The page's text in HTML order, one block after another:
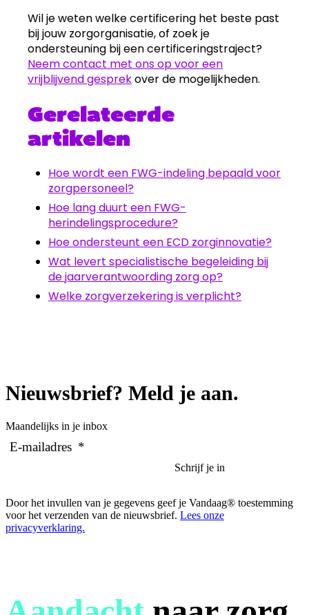
Wil je weten welke certificering het beste past
bij jouw zorgorganisatie, of zoek je
ondersteuning bij een certificeringstraject?
Neem contact met ons op voor een
vrijblijvend gesprekover de mogelijkheden.
Gerelateerde
artikelen
Hoe wordt een FWG-indeling bepaald voor
zorgpersoneel?
Hoe lang duurt een FWG-
herindelingsprocedure?
Hoe ondersteunt een ECD zorginnovatie?
Wat levert specialistische begeleiding bij
de jaarverantwoording zorg op?
Welke zorgverzekering is verplicht?
Nieuwsbrief? Meld je aan.
Maandelijks in je inbox
E-mailadres *
Door het invullen van je gegevens geef je Vandaag® toestemming
voor het verzenden van de nieuwsbrief. Lees onze
privacyverklaring.